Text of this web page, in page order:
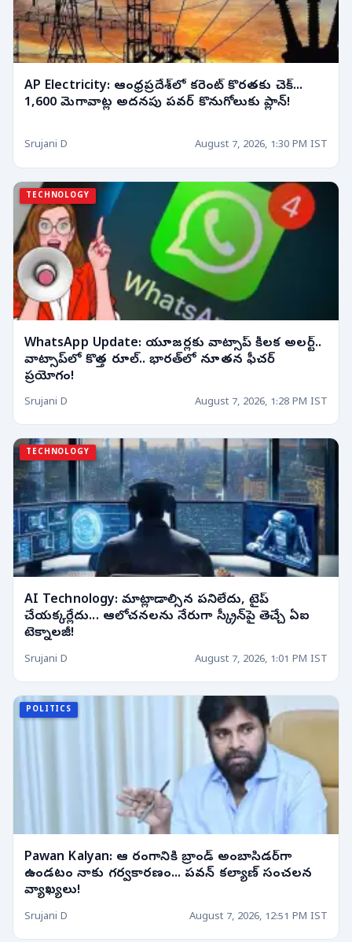
AP Electricity: ఆంధ్రప్రదేశ్‌లో కరెంట్ కొరతకు చెక్...
1,600 మెగావాట్ల అదనపు పవర్ కొనుగోలుకు ప్లాన్!
Srujani D August 7, 2026, 1:30 PM IST
TECHNOLOGY
WhatsApp Update: యూజర్లకు వాట్సాప్ కీలక అలర్ట్..
వాట్సాప్‌లో కొత్త రూల్‌.. భారత్‌లో నూతన ఫీచర్
ప్రయోగం!
Srujani D August 7, 2026, 1:28 PM IST
TECHNOLOGY
AI Technology: మాట్లాడాల్సిన పనిలేదు, టైప్
చేయక్కర్లేదు... ఆలోచనలను నేరుగా స్క్రీన్‌పై తెచ్చే ఏఐ
టెక్నాలజీ!
Srujani D August 7, 2026, 1:01 PM IST
POLITICS
Pawan Kalyan: ఆ రంగానికి బ్రాండ్ అంబాసిడర్‌గా
ఉండటం నాకు గర్వకారణం... పవన్ కల్యాణ్ సంచలన
వ్యాఖ్యలు!
Srujani D August 7, 2026, 12:51 PM IST